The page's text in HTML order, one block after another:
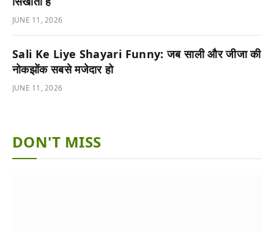
JUNE 11, 2026
Sali Ke Liye Shayari Funny: जब साली और जीजा की
नोकझोंक सबसे मजेदार हो
JUNE 11, 2026
DON'T MISS